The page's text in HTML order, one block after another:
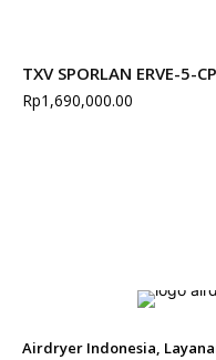
TXV SPORLAN ERVE-5-
Rp1,690,000.00
Airdryer Indonesia,